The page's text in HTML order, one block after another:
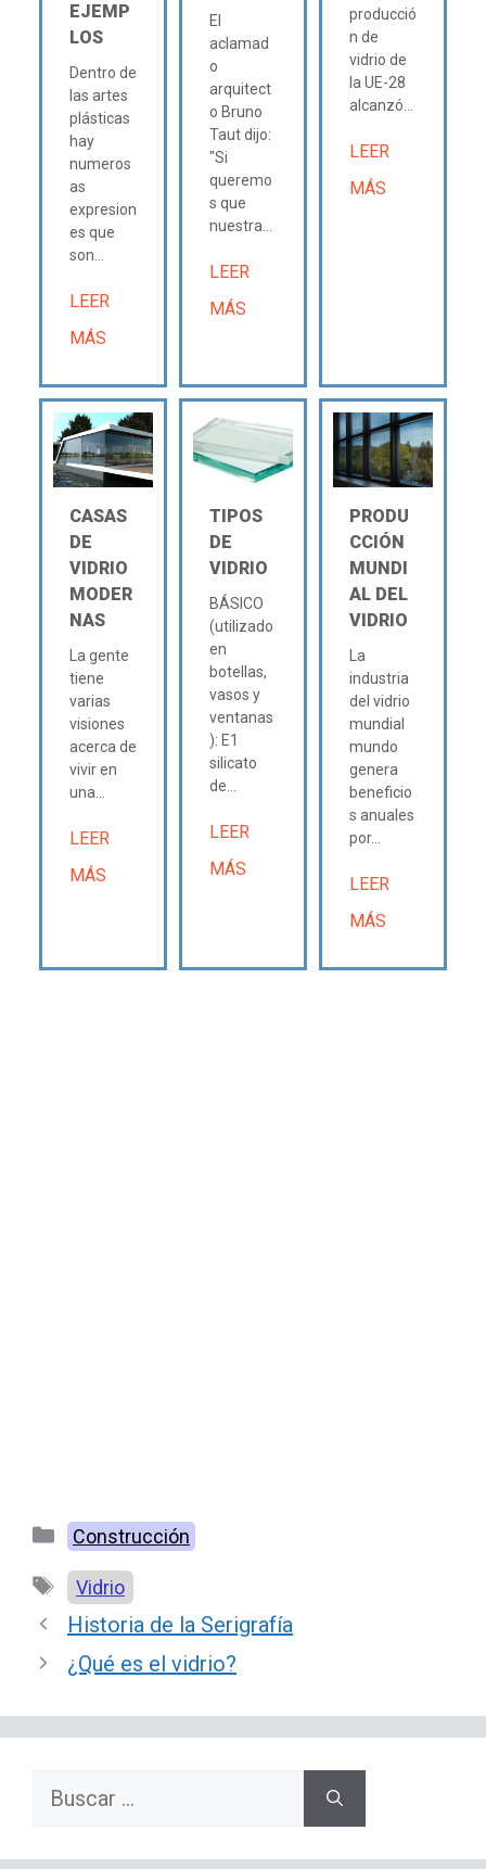
EJEMP
LOS
Dentro de
las artes
plásticas
hay
numeros
as
expresion
es que
son...
LEER
MÁS
El
aclamad
o
arquitect
o Bruno
Taut dijo:
"Si
queremo
s que
nuestra...
LEER
MÁS
producció
n de
vidrio de
la UE-28
alcanzó...
LEER
MÁS
CASAS
DE
VIDRIO
MODER
NAS
La gente
tiene
varias
visiones
acerca de
vivir en
una...
LEER
MÁS
TIPOS
DE
VIDRIO
BÁSICO
(utilizado
en
botellas,
vasos y
ventanas
): E1
silicato
de...
LEER
MÁS
PRODU
CCIÓN
MUNDI
AL DEL
VIDRIO
La
industria
del vidrio
mundial
mundo
genera
beneficio
s anuales
por...
LEER
MÁS
Categorías
Construcción
Etiquetas
Vidrio
Historia de la Serigrafía
¿Qué es el vidrio?
Buscar: